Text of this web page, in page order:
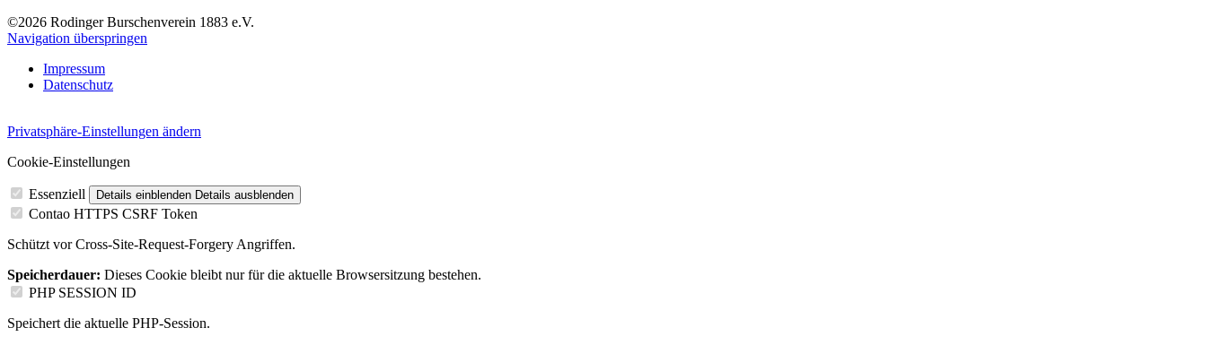
©2026 Rodinger Burschenverein 1883 e.V.
Navigation überspringen
Impressum
Datenschutz
Privatsphäre-Einstellungen ändern
Cookie-Einstellungen
Essenziell Details einblenden Details ausblenden
Contao HTTPS CSRF Token
Schützt vor Cross-Site-Request-Forgery Angriffen.
Speicherdauer: Dieses Cookie bleibt nur für die aktuelle Browsersitzung bestehen.
PHP SESSION ID
Speichert die aktuelle PHP-Session.